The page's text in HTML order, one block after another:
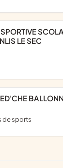
LE SEC
ED'CHE
de sports